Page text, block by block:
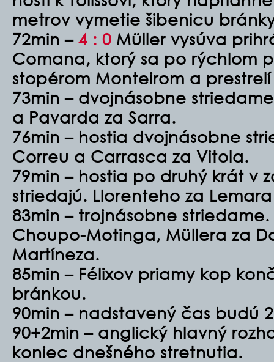
metrov vymetie šibenicu
72min – 4 : 0 Müller vysúva
Comana, ktorý sa po rýchlom
stopérom Monteirom a
73min – dvojnásobne
a Pavarda za Sarra.
76min – hostia dvojnásobne
Correu a Carrasca za Vitola.
79min – hostia po druhý krát v
striedajú. Llorenteho za
83min – trojnásobne
Choupo-Motinga, Müllera za
Martíneza.
85min – Félixov priamy kop
bránkou.
90min – nadstavený čas budú
90+2min – anglický hlavný
koniec dnešného stretnutia.